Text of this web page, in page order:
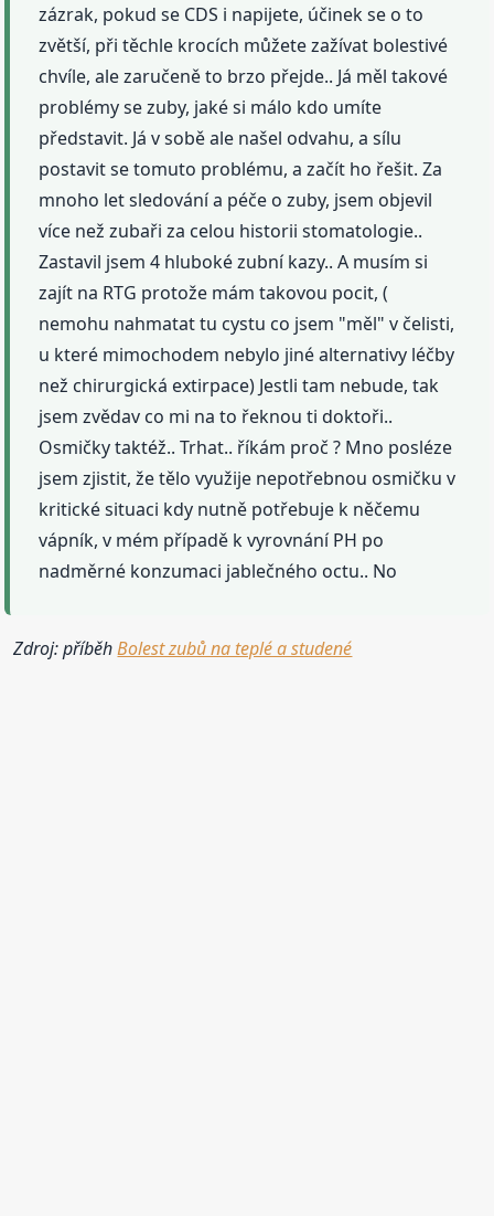
zázrak, pokud se CDS i napijete, účinek se o to
zvětší, při těchle krocích můžete zažívat bolestivé
chvíle, ale zaručeně to brzo přejde.. Já měl takové
problémy se zuby, jaké si málo kdo umíte
představit. Já v sobě ale našel odvahu, a sílu
postavit se tomuto problému, a začít ho řešit. Za
mnoho let sledování a péče o zuby, jsem objevil
více než zubaři za celou historii stomatologie..
Zastavil jsem 4 hluboké zubní kazy.. A musím si
zajít na RTG protože mám takovou pocit, (
nemohu nahmatat tu cystu co jsem "měl" v čelisti,
u které mimochodem nebylo jiné alternativy léčby
než chirurgická extirpace) Jestli tam nebude, tak
jsem zvědav co mi na to řeknou ti doktoři..
Osmičky taktéž.. Trhat.. říkám proč ? Mno posléze
jsem zjistit, že tělo využije nepotřebnou osmičku v
kritické situaci kdy nutně potřebuje k něčemu
vápník, v mém případě k vyrovnání PH po
nadměrné konzumaci jablečného octu.. No
Zdroj: příběhBolest zubů na teplé a studené